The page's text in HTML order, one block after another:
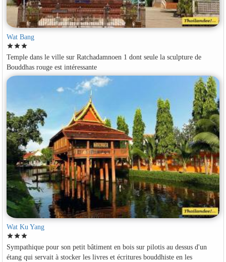
Wat Bang
starstarstar
Temple dans le ville sur Ratchadamnoen 1 dont seule la sculpture de
Bouddhas rouge est intéressante
Wat Ku Yang
starstarstar
Sympathique pour son petit bâtiment en bois sur pilotis au dessus d'un
étang qui servait à stocker les livres et écritures bouddhiste en les